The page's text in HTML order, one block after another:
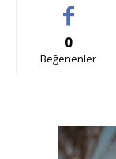
0
Beğenenler